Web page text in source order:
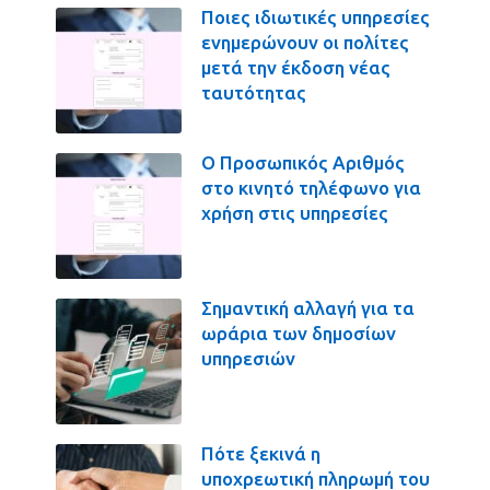
Ποιες ιδιωτικές υπηρεσίες
ενημερώνουν οι πολίτες
μετά την έκδοση νέας
ταυτότητας
Ο Προσωπικός Αριθμός
στο κινητό τηλέφωνο για
χρήση στις υπηρεσίες
Σημαντική αλλαγή για τα
ωράρια των δημοσίων
υπηρεσιών
Πότε ξεκινά η
υποχρεωτική πληρωμή του